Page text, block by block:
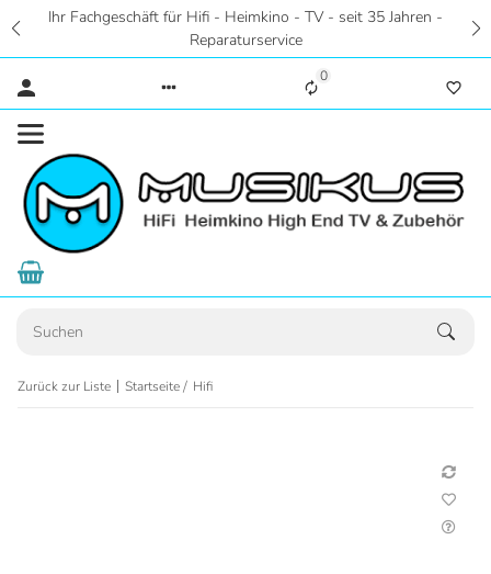
Ihr Fachgeschäft für Hifi - Heimkino - TV - seit 35 Jahren -
Reparaturservice
0
Zurück zur Liste Startseite Hifi